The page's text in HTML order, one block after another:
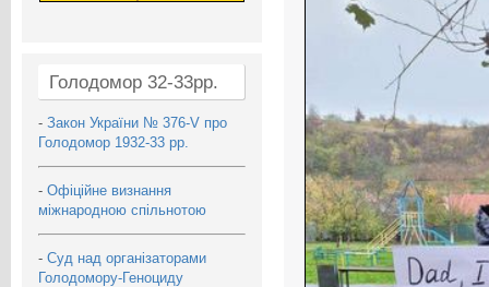
Голодомор 32-33рр.
- Закон України № 376-V про
Голодомор 1932-33 рр.
- Офіційне визнання
міжнародною спільнотою
- Суд над організаторами
Голодомору-Геноциду